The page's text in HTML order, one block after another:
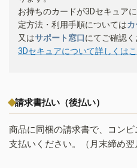
お持ちのカードが3Dセキュア
定方法・利用手順については
又はサポート窓口にてご確認く
3Dセキュアについて詳しくは
請求書払い（後払い）
商品に同梱の請求書で、コン
支払いください。（月末締め翌